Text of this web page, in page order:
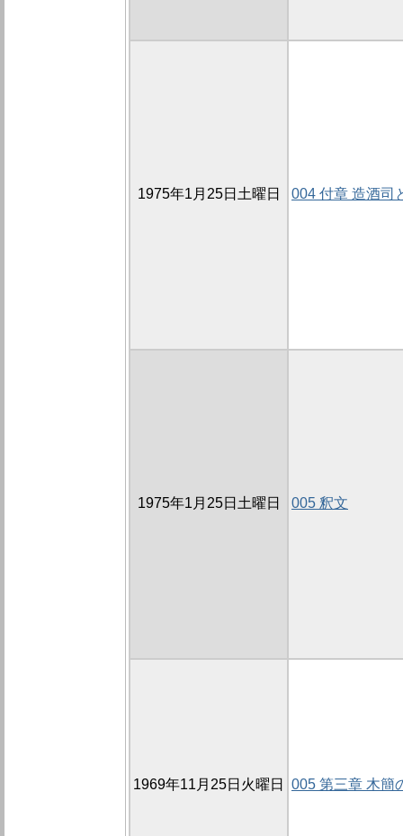
1975年1月25日土曜日 004 付章 造酒司
1975年1月25日土曜日 005 釈文
1969年11月25日火曜日 005 第三章 木簡